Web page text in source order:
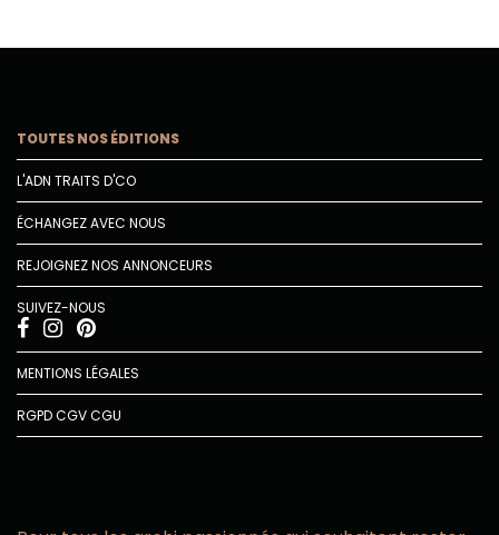
TOUTES NOS ÉDITIONS
L'ADN TRAITS D'CO
ÉCHANGEZ AVEC NOUS
REJOIGNEZ NOS ANNONCEURS
SUIVEZ-NOUS
MENTIONS LÉGALES
RGPDCGVCGU